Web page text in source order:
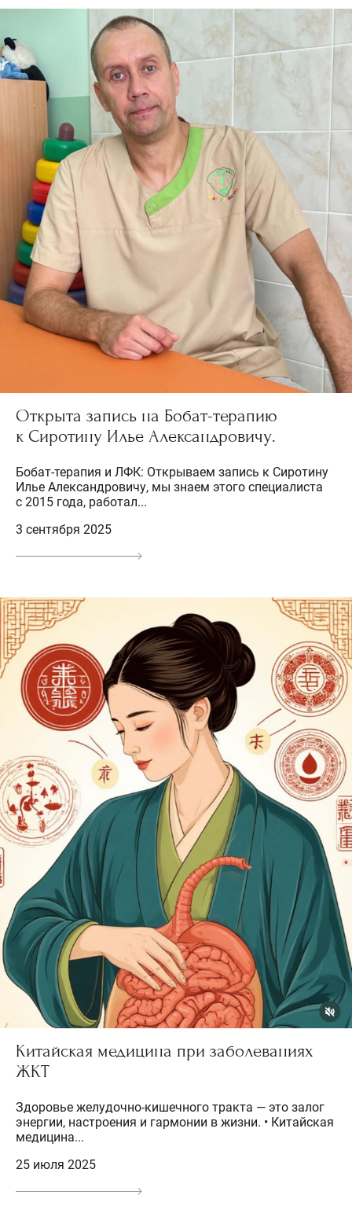
Открыта запись на Бобат-терапию
к Сиротину Илье Александровичу.
Бобат-терапия и ЛФК: Открываем запись к Сиротину
Илье Александровичу, мы знаем этого специалиста
с 2015 года, работал...
3 сентября 2025
Китайская медицина при заболеваниях
ЖКТ
Здоровье желудочно-кишечного тракта — это залог
энергии, настроения и гармонии в жизни. • Китайская
медицина...
25 июля 2025